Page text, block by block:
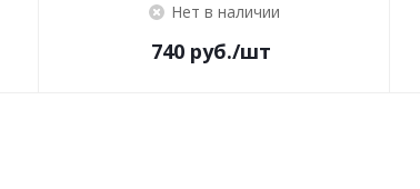
Нет в наличии
740руб./шт